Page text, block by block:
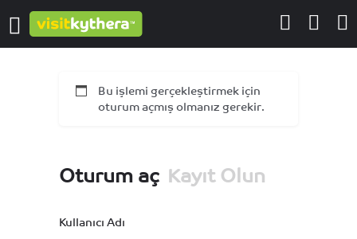
Bu işlemi gerçekleştirmek için
oturum açmış olmanız gerekir.
Oturum aç Kayıt Olun
Kullanıcı Adı